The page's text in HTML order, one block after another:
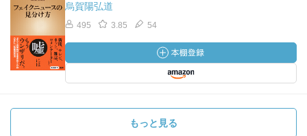
烏賀陽弘道
495 3.85 54
もっと見る